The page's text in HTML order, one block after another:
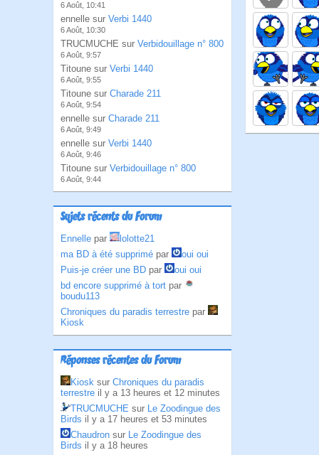
6 Août, 10:41
ennelle sur Verbi 1440
6 Août, 10:30
TRUCMUCHE sur Verbidouillage n° 800
6 Août, 9:57
Titoune sur Verbi 1440
6 Août, 9:55
Titoune sur Charade 211
6 Août, 9:54
ennelle sur Charade 211
6 Août, 9:49
ennelle sur Verbi 1440
6 Août, 9:46
Titoune sur Verbidouillage n° 800
6 Août, 9:44
Sujets récents du Forum
Ennelle par
lolotte21
ma BD à été supprimé par
oui oui
Puis-je créer une BD par
oui oui
bd encore supprimé à tort par
boudu113
Chroniques du paradis terrestre par
Kiosk
Réponses récentes du Forum
Kiosk sur Chroniques du paradis
terrestre il y a 13 heures et 12 minutes
TRUCMUCHE sur Le Zoodingue des
Birds il y a 17 heures et 53 minutes
Chaudron sur Le Zoodingue des
Birds il y a 18 heures